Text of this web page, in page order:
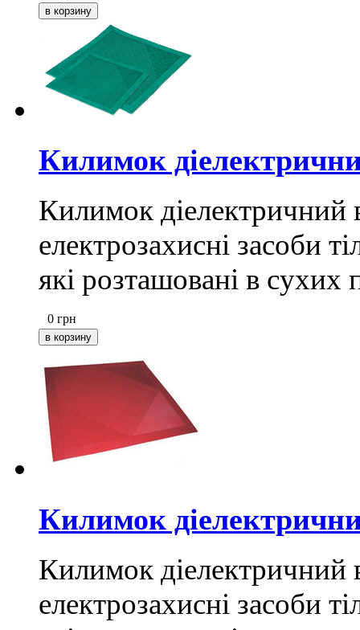
Килимок
Килимок діелектричний
електрозахисні засоби
які розташовані в
0 грн
Килимок
Килимок діелектричний
електрозахисні засоби